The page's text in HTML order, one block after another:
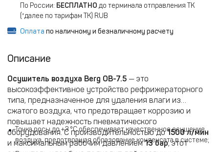
По России: БЕСПЛАТНО до терминала отправления ТК
(*далее по тарифам ТК) RUB
Оплата по наличному и безналичному расчету
Описание
Осушитель воздуха Berg ОВ-7.5 — это
высокоэффективное устройство рефрижераторного
типа, предназначенное для удаления влаги из
сжатого воздуха, что предотвращает коррозию и
повышает надежность пневматического
оборудования. С производительностью до1500 л/мин
и максимальным рабочим давлением13 бар, этот
Точка росы до +3 °C обеспечивает качественное осушение
воздуха, предотвращая образование конденсата в системе;